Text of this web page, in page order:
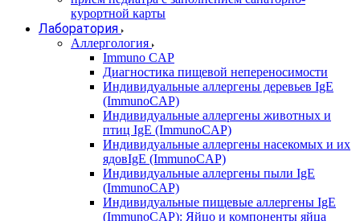
курортной карты
Лаборатория
Аллергология
Immuno CAP
Диагностика пищевой непереносимости
Индивидуальные аллергены деревьев IgE
(ImmunoCAP)
Индивидуальные аллергены животных и
птиц IgE (ImmunoCAP)
Индивидуальные аллергены насекомых и их
ядовIgE (ImmunoCAP)
Индивидуальные аллергены пыли IgE
(ImmunoCAP)
Индивидуальные пищевые аллергены IgE
(ImmunoCAP): Яйцо и компоненты яйца